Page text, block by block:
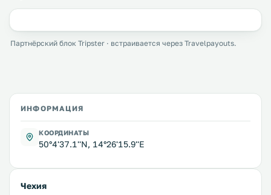
Партнёрский блок Tripster · встраивается через Travelpayouts.
ИНФОРМАЦИЯ
КООРДИНАТЫ
50°4'37.1''N, 14°26'15.9''E
Чехия